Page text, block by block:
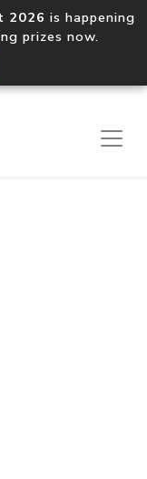
2026 is happening
prizes now.